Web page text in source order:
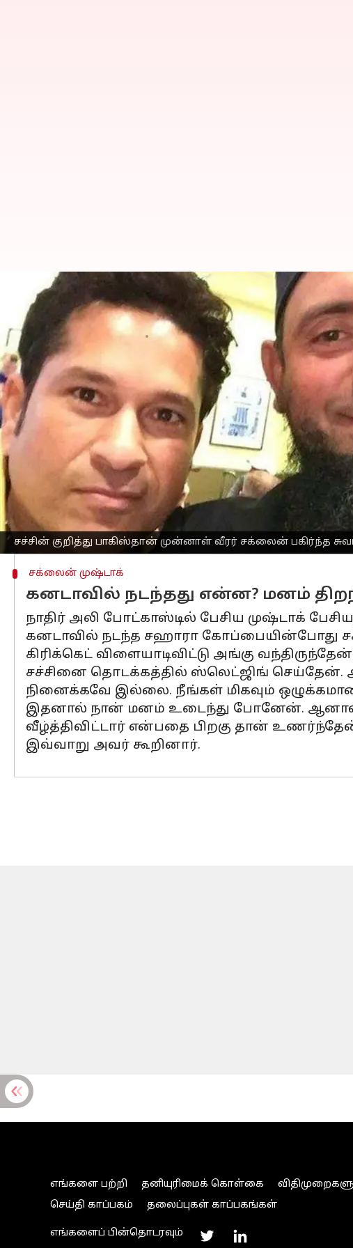
சச்சின் குறித்து பாகிஸ்தான் முன்னாள் வீரர் சக்லைன் பகிர்ந்த
ஸ்லெட்ஜிங் செய்ததற்கு
முன்னாள் வீரர் சக்லைன்
எழுதியவர் Mar 16, 2023 11:55 am
செய்தி முன்னோட்டம்
பாகிஸ்தானின் முன்னாள் சுழற்பந்து
போட்டி பற்றிய சுவாரஷ்ய சம்பவத்தை
சர்வதேச கிரிக்கெட்டில் தனது 100வது
விளையாடும் நாட்களில் பாகிஸ்தான்
1997 இல் இந்தியாவும் பாகிஸ்தானும்
செய்தபோது, அவர் எதிர்கொண்ட விதத்தை
முஷ்டாக் சச்சினிடம் சென்று சில
சக்லைன் முஷ்டாக்
கனடாவில் நடந்தது என்ன? மனம்
நாதிர் அலி போட்காஸ்டில் பேசிய முஷ்டாக்
கனடாவில் நடந்த சஹாரா கோப்பையின்போது
கிரிக்கெட் விளையாடிவிட்டு அங்கு
சச்சினை தொடக்கத்தில் ஸ்லெட்ஜிங் செய்தேன்.
நினைக்கவே இல்லை. நீங்கள் மிகவும்
இதனால் நான் மனம் உடைந்து போனேன். ஆனால்
வீழ்த்திவிட்டார் என்பதை பிறகு தான்
இவ்வாறு அவர் கூறினார்.
எங்களை பற்றி தனியுரிமைக் கொள்கை
செய்தி காப்பகம்
தலைப்புகள் காப்பகங்கள்
எங்களைப் பின்தொடரவும்